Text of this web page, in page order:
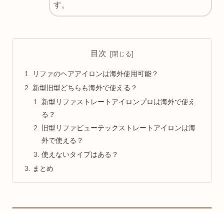
す。
目次
リファのヘアアイロンは海外使用可能？
新型旧型どちらも海外で使える？
新型リファストレートアイロンプロは海外で使え
る？
旧型リファビューテックストレートアイロンは海
外で使える？
使えないタイプはある？
まとめ